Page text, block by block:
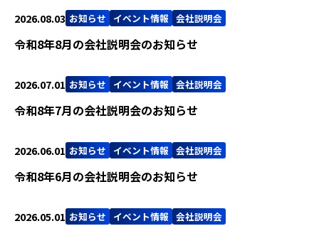
2026.08.03 お知らせ イベント情報 会社説明会
令和8年8月の会社説明会のお知らせ
2026.07.01 お知らせ イベント情報 会社説明会
令和8年7月の会社説明会のお知らせ
2026.06.01 お知らせ イベント情報 会社説明会
令和8年6月の会社説明会のお知らせ
2026.05.01 お知らせ イベント情報 会社説明会